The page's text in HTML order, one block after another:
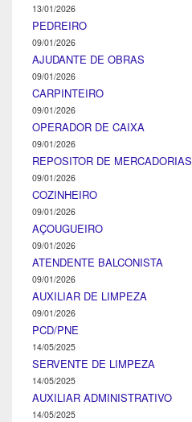
13/01/2026
PEDREIRO
09/01/2026
AJUDANTE DE OBRAS
09/01/2026
CARPINTEIRO
09/01/2026
OPERADOR DE CAIXA
09/01/2026
REPOSITOR DE MERCADORIAS
09/01/2026
COZINHEIRO
09/01/2026
AÇOUGUEIRO
09/01/2026
ATENDENTE BALCONISTA
09/01/2026
AUXILIAR DE LIMPEZA
09/01/2026
PCD/PNE
14/05/2025
SERVENTE DE LIMPEZA
14/05/2025
AUXILIAR ADMINISTRATIVO
14/05/2025